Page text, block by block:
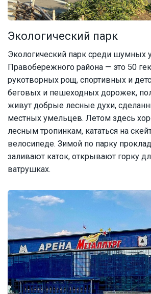
Экологический парк
Экологический парк среди шумных
Правобережного района — это 50
рукотворных рощ, спортивных и
беговых и пешеходных дорожек,
живут добрые лесные духи,
местных умельцев. Летом здесь
лесным тропинкам, кататься на
велосипеде. Зимой по парку
заливают каток, открывают горку
ватрушках.